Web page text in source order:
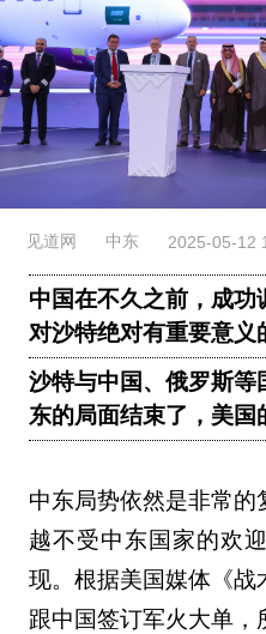
见道网 中东 2025-05-12
中国在不久之前，成功
对沙特绝对有重要意义
沙特与中国、俄罗斯等
东的局面结束了，美
中东局势依然是非常
越不受中东国家的欢
现。根据美国媒体《战
跟中国签订军火大单